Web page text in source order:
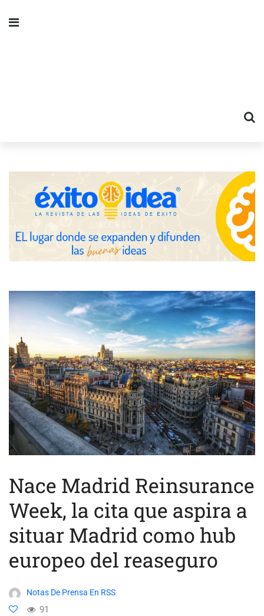
Nace Madrid Reinsurance
Week, la cita que aspira a
situar Madrid como hub
europeo del reaseguro
Notas De Prensa En RSS
91